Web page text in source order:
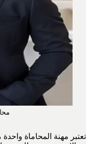
تعتبر مهنة المحاماة